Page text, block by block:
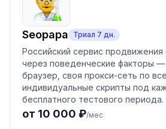
Seopapa Триал 7 дн.
Российский сервис продвижения
через поведенческие факторы
браузер, своя прокси-сеть по
индивидуальные скрипты под
бесплатного тестового периода.
от 10 000 ₽/мес